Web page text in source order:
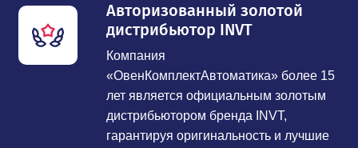
Авторизованный золотой
дистрибьютор INVT
Компания
«ОвенКомплектАвтоматика» более 15
лет является официальным золотым
дистрибьютором бренда INVT,
гарантируя оригинальность и лучшие